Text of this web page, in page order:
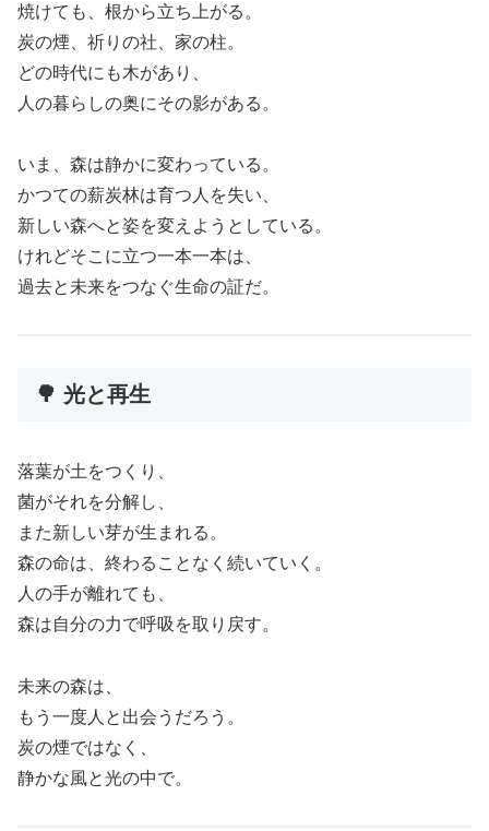
焼けても、根から立ち上がる。
炭の煙、祈りの社、家の柱。
どの時代にも木があり、
人の暮らしの奥にその影がある。
いま、森は静かに変わっている。
かつての薪炭林は育つ人を失い、
新しい森へと姿を変えようとしている。
けれどそこに立つ一本一本は、
過去と未来をつなぐ生命の証だ。
🌳 光と再生
落葉が土をつくり、
菌がそれを分解し、
また新しい芽が生まれる。
森の命は、終わることなく続いていく。
人の手が離れても、
森は自分の力で呼吸を取り戻す。
未来の森は、
もう一度人と出会うだろう。
炭の煙ではなく、
静かな風と光の中で。